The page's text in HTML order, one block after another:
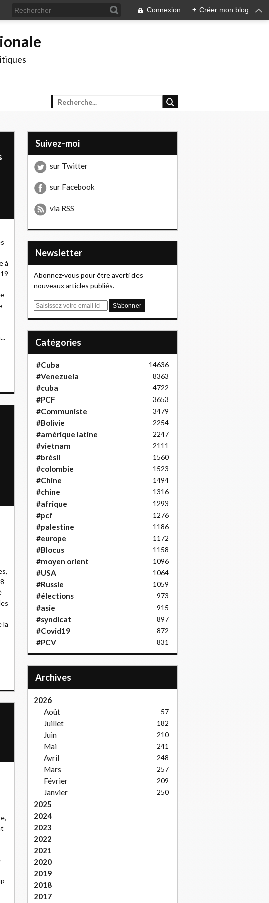
Connexion + Créer mon blog
à
la
Suivez-moi
sur Twitter
sur Facebook
via RSS
Newsletter
Abonnez-vous pour être averti des
nouveaux articles publiés.
E
Catégories
#Cuba 14636
#Venezuela 8363
#cuba 4722
#PCF 3653
#Communiste 3479
#Bolivie 2254
#amérique latine 2247
#vietnam 2111
#brésil 1560
#colombie 1523
#Chine 1494
#chine 1316
#afrique 1293
#pcf 1276
#palestine 1186
#europe 1172
#Blocus 1158
#moyen orient 1096
#USA 1064
#Russie 1059
#élections 973
#asie 915
#syndicat 897
#Covid19 872
#PCV 831
Archives
2026
Août
57
Juillet 182
Juin 210
Mai 241
Avril 248
Mars 257
Février 209
Janvier 250
2025
2024
2023
2022
2021
2020
2019
2018
2017